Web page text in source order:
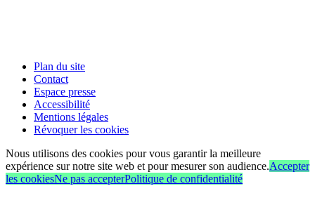
Plan du site
Contact
Espace presse
Accessibilité
Mentions légales
Révoquer les cookies
Nous utilisons des cookies pour vous garantir la meilleure
expérience sur notre site web et pour mesurer son audience.Accepter
les cookiesNe pas accepterPolitique de confidentialité